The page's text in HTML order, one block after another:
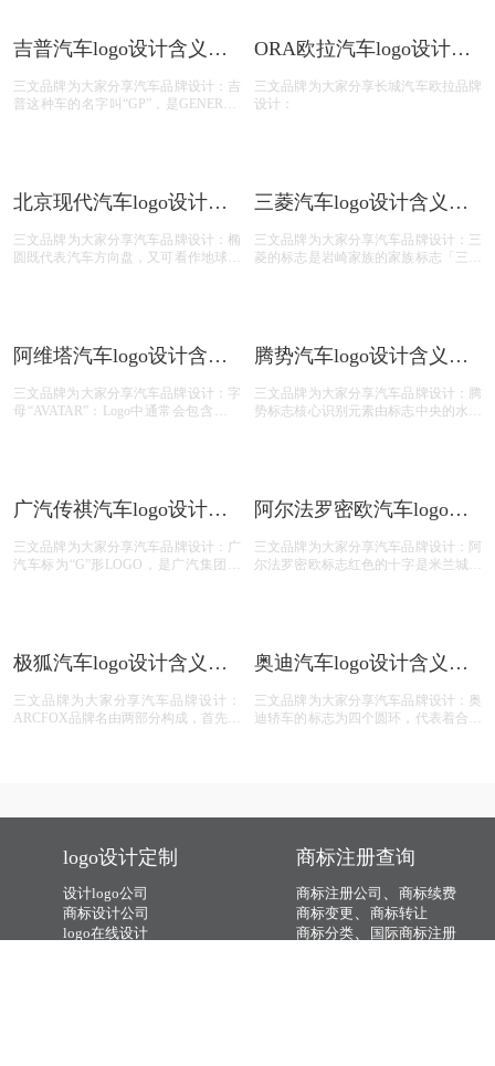
吉普汽车logo设计含义及
汽车品牌标志设计理念
三文品牌为大家分享汽车品牌设计：吉
普这种车的名字叫“GP”，是GENERAL
PURPOSE(多用途车)的缩写，它的发音
吉普车是越野车的一种，吉普车标的含
·克莱斯勒公司旗下生产越野车的公司
JEEP的名称。
ORA欧拉汽车logo设计含
义及汽车品牌标志设计理
念
三文品牌为大家分享长城汽车欧拉品牌
设计：
北京现代汽车logo设计含
义及汽车品牌标志设计理
念
圆既代表汽车方向盘，又可看作地球，
两者结合寓意了现代汽车遍布世界。
好的未来，而全力以赴的意志。斜字母
H是现代汽车公司英文HYUNDAI的首
个字母，同时又是两个人握手的形象化
艺术表现，代表现代汽车公司与客户之
间互相信任与支持！颜色的标志是所谓
三菱汽车logo设计含义及
汽车品牌标志设计理念
菱的标志是岩崎家族的家族标志「三段
菱」和土佐藩主山内家族的家族标志
车艺术。过去七十五年的作品，如
Diamante、GTO、 Galant、Mirage，
RVR，Pajero等车款，奠定了三菱在车
坛上的菱钻形象。现在，这个标志是三
菱组织中各公司全体职工的象征。
及汽车品牌设计理念
母“AVATAR”：Logo中通常会包含品牌
名称“AVATAR”的字母，这直接指代了
品牌的名称，同时也传达了品牌的国际
化形象。阿维塔汽车的Logo设计可能包
含流畅的线条和独特的形状，这些元素
象征着汽车制造的流畅性和创新性，同
汽车品牌标志设计理念
势标志核心识别元素由标志中央的水滴
和外围的合拢造型构成。水滴之蓝是科
技的蓝、未来的蓝，体现了品牌追求纯
净自然的环保愿景；腾势标志合拢的造
型则呈现出合资双方强强联手，共同呵
护自然与环境，共同致力于电动汽车事